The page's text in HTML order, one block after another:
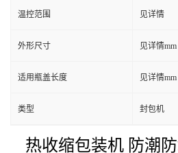
温控范围 见详情
外形尺寸 见详情mm
适用瓶盖长度 见详情mm
类型 封包机
热收缩包装机 防潮